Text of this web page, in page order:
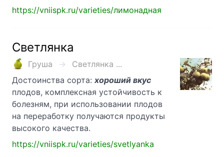
https://vniispk.ru/varieties/лимонадная
Светлянка
Груша
Светлянка ...
Достоинства сорта: хороший вкус
плодов, комплексная устойчивость к
болезням, при использовании плодов
на переработку получаются продукты
высокого качества.
https://vniispk.ru/varieties/svetlyanka